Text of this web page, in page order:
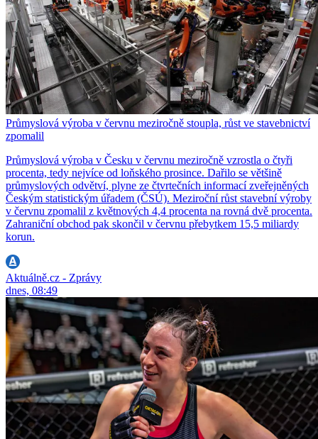
Průmyslová výroba v červnu meziročně stoupla, růst ve stavebnictví
zpomalil
Průmyslová výroba v Česku v červnu meziročně vzrostla o čtyři
procenta, tedy nejvíce od loňského prosince. Dařilo se většině
průmyslových odvětví, plyne ze čtvrtečních informací zveřejněných
Českým statistickým úřadem (ČSÚ). Meziroční růst stavební výroby
v červnu zpomalil z květnových 4,4 procenta na rovná dvě procenta.
Zahraniční obchod pak skončil v červnu přebytkem 15,5 miliardy
korun.
Aktuálně.cz - Zprávy
dnes, 08:49